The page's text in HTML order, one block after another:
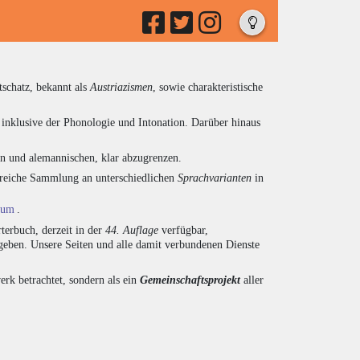
bekannt alsAustriazismen, sowie charakteristische
der Phonologie und Intonation. Darüber hinaus
und alemannischen, klar abzugrenzen.
Sammlung an unterschiedlichen Sprachvarianten in
.
derzeit in der 44. Auflage verfügbar,
Unsere Seiten und alle damit verbundenen Dienste
betrachtet, sondern als ein Gemeinschaftsprojektaller